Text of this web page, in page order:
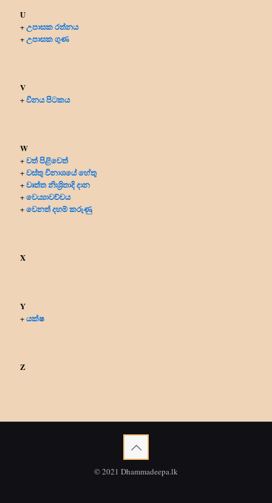
U
+උපාසක රත්නය
+උපාසක ගුණ
V
+විනය පිටකය
W
+වත් පිළිවෙත්
+වස්තු විනාශයේ හේතු
+වෘත්ත නිඃශ්‍රිතාදි දාන
+වෙය්‍යාවච්චය
+වෙනත් දහම් කරුණු
X
Y
+යක්ෂ
Z
© 2021 Dhammadeepa.lk